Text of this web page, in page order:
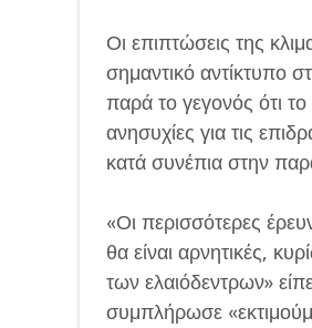
Οι επιπτώσεις της
σημαντικό αντίκτυπο
παρά το γεγονός ότι
ανησυχίες για τις
κατά συνέπια στην
«Οι περισσότερες
θα είναι αρνητικές,
των ελαιόδεντρων»
συμπλήρωσε